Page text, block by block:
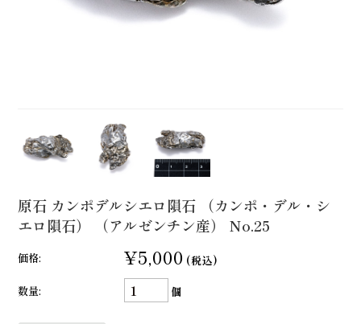
原石 カンポデルシエロ隕石 （カンポ・デル・シ
エロ隕石） （アルゼンチン産） No.25
価格: ¥5,000 (税込)
数量:
個